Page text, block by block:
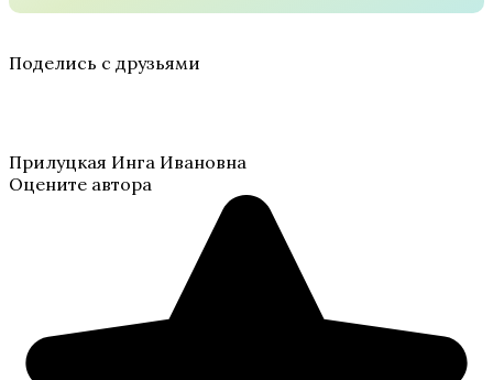
Поделись с друзьями
Прилуцкая Инга Ивановна
Оцените автора